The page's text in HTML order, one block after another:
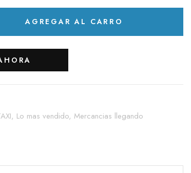
AGREGAR AL CARRO
Lo mas vendido, Mercancias llegando